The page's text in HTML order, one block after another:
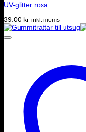
UV-glitter rosa
39.00 kr inkl. moms